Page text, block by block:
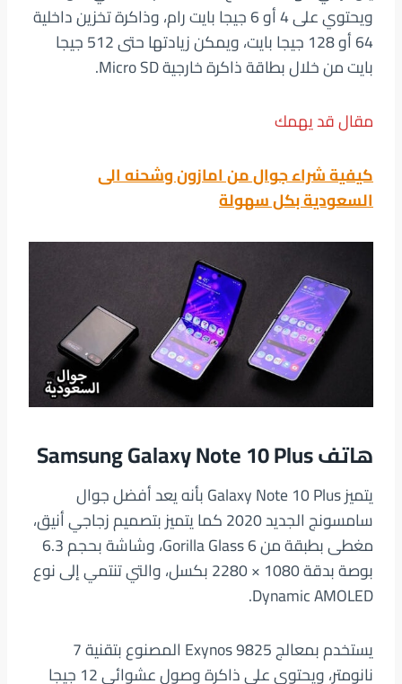
ويحتوي على 4 أو 6 جيجا بايت رام، وذاكرة تخزين داخلية
64 أو 128 جيجا بايت، ويمكن زيادتها حتى 512 جيجا
بايت من خلال بطاقة ذاكرة خارجية Micro SD.
مقال قد يهمك
كيفية شراء جوال من امازون وشحنه الى
السعودية بكل سهولة
هاتفSamsung Galaxy Note 10 Plus
يتميز Galaxy Note 10 Plus بأنه يعد أفضل جوال
سامسونج الجديد 2020 كما يتميز بتصميم زجاجي أنيق،
مغطى بطبقة من Gorilla Glass 6، وشاشة بحجم 6.3
بوصة بدقة 1080 × 2280 بكسل، والتي تنتمي إلى نوع
Dynamic AMOLED.
يستخدم بمعالج Exynos 9825 المصنوع بتقنية 7
نانومتر، ويحتوي على ذاكرة وصول عشوائي 12 جيجا